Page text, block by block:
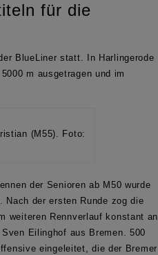
für die
BlueLiner statt. In Harlingerode
m ausgetragen und im
(M55). Foto:
der Senioren ab M50 wurde
der ersten Runde zog die
weiteren Rennverlauf konstant an
Eilinghof aus Bremen. 500
eingeleitet, die der Bremer